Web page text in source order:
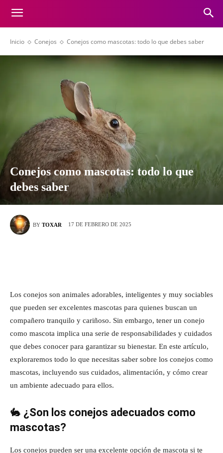
Inicio Conejos Conejos como mascotas: todo lo que debes saber
Conejos como mascotas: todo lo que
debes saber
BY TOXAR 17 DE FEBRERO DE 2025
Los conejos son animales adorables, inteligentes y muy sociables
que pueden ser excelentes mascotas para quienes buscan un
compañero tranquilo y cariñoso. Sin embargo, tener un conejo
como mascota implica una serie de responsabilidades y cuidados
que debes conocer para garantizar su bienestar. En este artículo,
exploraremos todo lo que necesitas saber sobre los conejos como
mascotas, incluyendo sus cuidados, alimentación, y cómo crear
un ambiente adecuado para ellos.
🐇 ¿Son los conejos adecuados como
mascotas?
Los conejos pueden ser una excelente opción de mascota si te